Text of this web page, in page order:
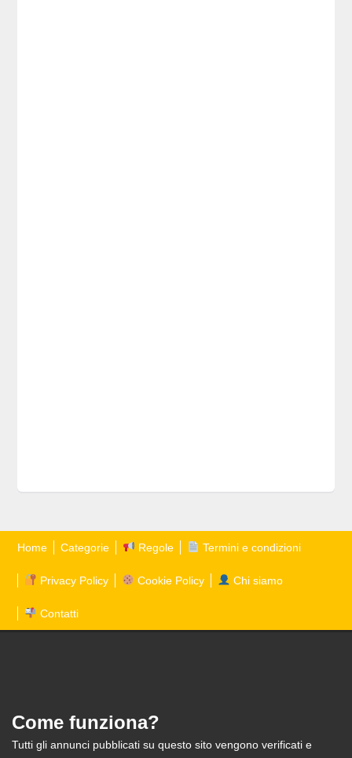
Home Categorie Regole Termini e condizioni
Privacy Policy Cookie Policy Chi siamo
Contatti
Come funziona?
Tutti gli annunci pubblicati su questo sito vengono verificati e